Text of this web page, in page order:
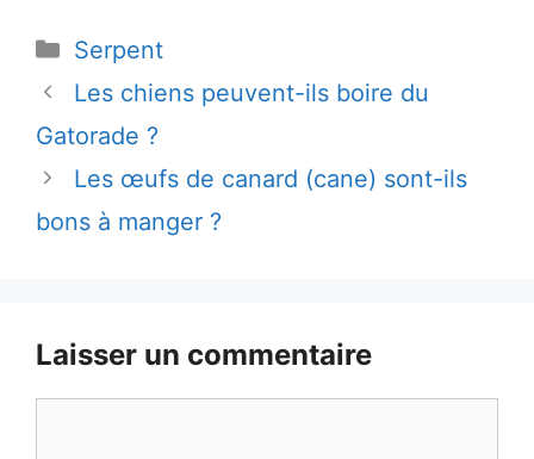
Catégories
Serpent
Les chiens peuvent-ils boire du
Gatorade ?
Les œufs de canard (cane) sont-ils
bons à manger ?
Laisser un commentaire